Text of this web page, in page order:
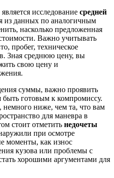
исследование средней
из данных по аналогичным
насколько предложенная
Важно учитывать
пробег, техническое
Зная среднюю цену, вы
свою цену и
суммы, важно проявить
быть готовым к компромиссу.
ниже, чем та, что вам
для маневра в
стоит отметить недочеты
при осмотре
моменты, как износ
кузова или проблемы с
хорошими аргументами для